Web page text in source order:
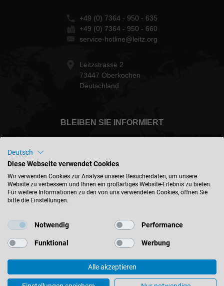
+49 (0) 7364 - 950 - 635
+49 (0) 7364 - 950 - 660
service-hotline@leitz.org
Leitzstrasse 2
73447 Oberkochen
Deutschland
BLEIBEN SIE INFORMIERT
Deutschland - deutsch
© 2026 Leitz GmbH & Co. KG
Deutsch
Diese Webseite verwendet Cookies
Wir verwenden Cookies zur Analyse unserer Besucherdaten, um unsere
Website zu verbessern und Ihnen ein großartiges Website-Erlebnis zu bieten.
Für weitere Informationen zu den von uns verwendeten Cookies, öffnen Sie
bitte die Einstellungen.
Notwendig Performance
Funktional Werbung
Alle akzeptieren